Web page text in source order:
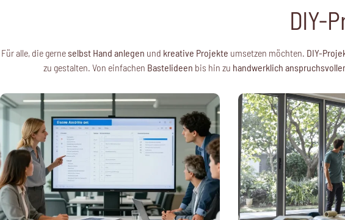
DIY-
Für alle, die gerne selbst Hand anlegen und kreative Projekte umsetzen möchten. DIY-
zu gestalten. Von einfachen Bastelideen bis hin zu handwerklich